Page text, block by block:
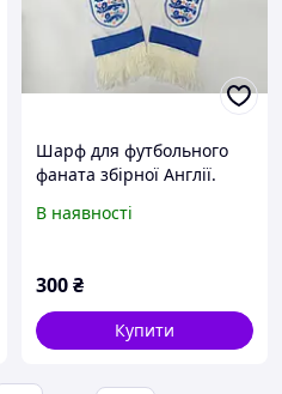
Шарф для футбольного
фаната збірної Англії.
В наявності
300₴
Купити